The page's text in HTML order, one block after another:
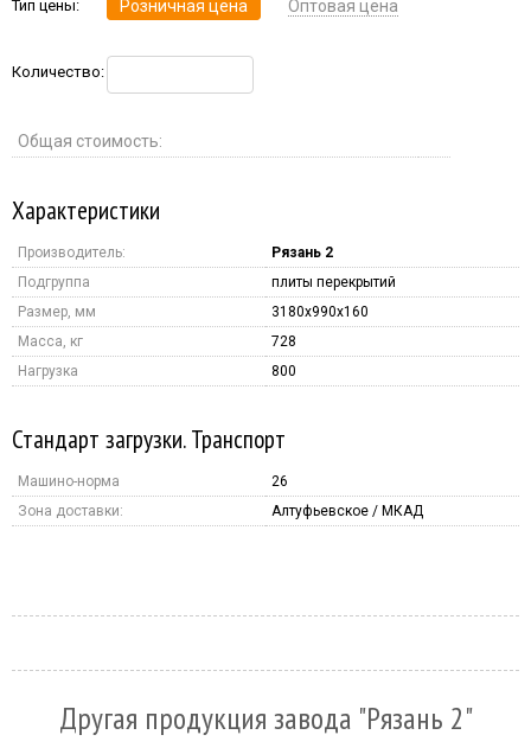
Тип цены: Розничная цена Оптовая цена
Количество:
Общая стоимость:
Характеристики
Производитель:
Рязань 2
Подгруппа
плиты перекрытий
Размер, мм
3180x990x160
Масса, кг
728
Нагрузка
800
Стандарт загрузки. Транспорт
Машино-норма
26
Зона доставки:
Алтуфьевское / МКАД
Другая продукция завода "Рязань 2"